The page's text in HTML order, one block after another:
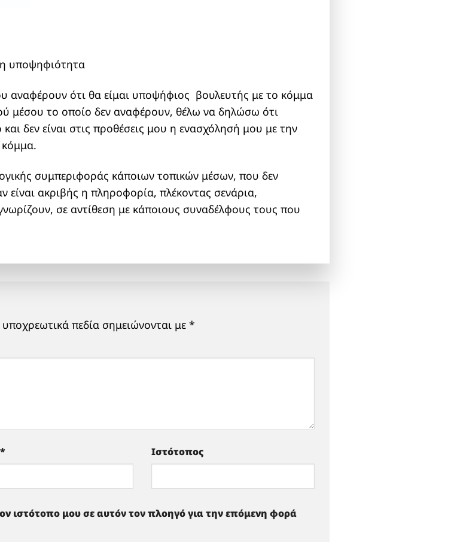
υποψηφιότητα
αναφέρουν ότι θα είμαι υποψήφιος βουλευτής με το κόμμα
μέσου το οποίο δεν αναφέρουν, θέλω να δηλώσω ότι
δεν είναι στις προθέσεις μου η ενασχόλησή μου με την
κόμμα.
συμπεριφοράς κάποιων τοπικών μέσων, που δεν
ακριβής η πληροφορία, πλέκοντας σενάρια,
σε αντίθεση με κάποιους συναδέλφους τους που
πεδία σημειώνονται με *
* Ιστότοπος
ιστότοπο μου σε αυτόν τον πλοηγό για την επόμενη φορά